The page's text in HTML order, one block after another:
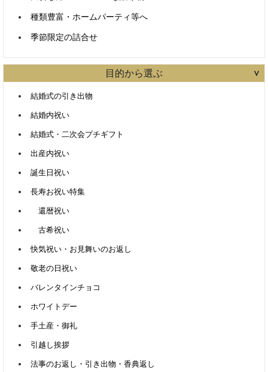
種類豊富・ホームパーティ等へ
季節限定の詰合せ
目的から選ぶ
結婚式の引き出物
結婚内祝い
結婚式・二次会プチギフト
出産内祝い
誕生日祝い
長寿お祝い特集
還暦祝い
古希祝い
快気祝い・お見舞いのお返し
敬老の日祝い
バレンタインチョコ
ホワイトデー
手土産・御礼
引越し挨拶
法事のお返し・引き出物・香典返し